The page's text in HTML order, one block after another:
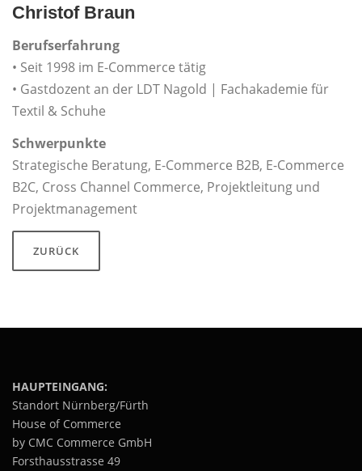
Christof Braun
Berufserfahrung
• Seit 1998 im E-Commerce tätig
• Gastdozent an der LDT Nagold | Fachakademie für
Textil & Schuhe
Schwerpunkte
Strategische Beratung, E-Commerce B2B, E-Commerce
B2C, Cross Channel Commerce, Projektleitung und
Projektmanagement
ZURÜCK
HAUPTEINGANG:
Standort Nürnberg/Fürth
House of Commerce
by CMC Commerce GmbH
Forsthausstrasse 49